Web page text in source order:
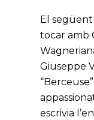
El
tocar amb
Giuseppe
escrivia